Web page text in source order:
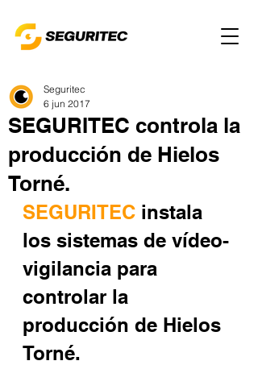
SEGURITEC controla la
producción de Hielos
Torné.
Seguritec
6 jun 2017
SEGURITEC instala
los sistemas de vídeo-
vigilancia para
controlar la
producción de Hielos
Torné.